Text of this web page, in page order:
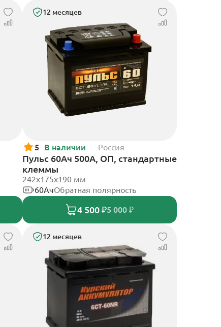
12 месяцев
5 В наличии Россия
Пульс 60Ач 500А, ОП, стандартные
клеммы
242x175x190 мм
60АчОбратная полярность
4 500 ₽5 000 ₽
12 месяцев